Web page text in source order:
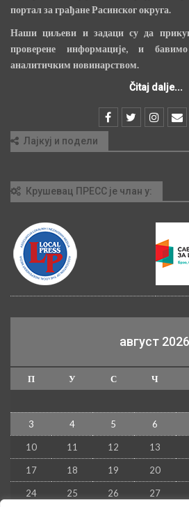
портал за грађане Расинског округа.
Наши циљеви и задаци су да
проверене информације, и
аналитичким новинарством.
Čitaj dalje...
Лајкуј и подели
Крушевац ПРЕСС је члан у:
август
П У С Ч
3 4 5 6
10 11 12 13
17 18 19 20
24 25 26 27